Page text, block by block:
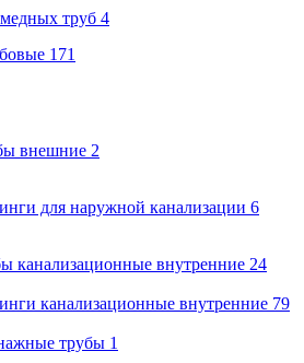
труб 4
171
внешние 2
для наружной канализации 6
канализационные внутренние 24
канализационные внутренние 79
трубы 1